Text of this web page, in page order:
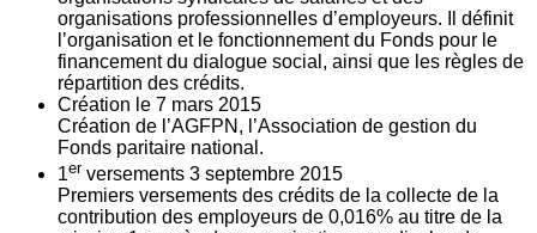
organisations professionnelles d’employeurs. Il définit
l’organisation et le fonctionnement du Fonds pour le
financement du dialogue social, ainsi que les règles de
répartition des crédits.
Création le 7 mars 2015
Création de l’AGFPN, l’Association de gestion du
Fonds paritaire national.
1er versements 3 septembre 2015
Premiers versements des crédits de la collecte de la
contribution des employeurs de 0,016% au titre de la